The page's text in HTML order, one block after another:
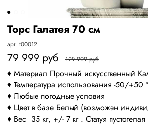
арт. t00012
Торс Галатея 70 см
79 999 руб
129 999 руб
♦️ Материал Прочный искусственный
♦️ Температура использования -50/+50
♦️ Любые погодные условия
♦️ Цвет в базе Белый (возможен
♦️ Вес 35 кг, +/- 7 кг . Статуя пустотелая